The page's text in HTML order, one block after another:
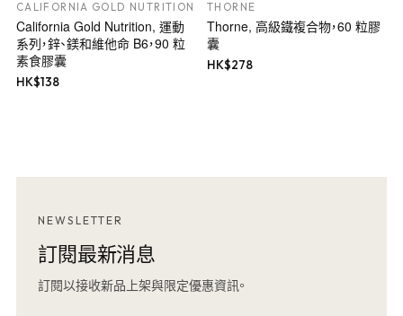
CALIFORNIA GOLD NUTRITION
California Gold Nutrition, 運動
系列，鋅、鎂和維他命 B6，90 粒
素食膠囊
HK$138
THORNE
Thorne, 高級鐵複合物，60 粒膠
囊
HK$278
NEWSLETTER
訂閱最新消息
訂閱以接收新品上架與限定優惠資訊。